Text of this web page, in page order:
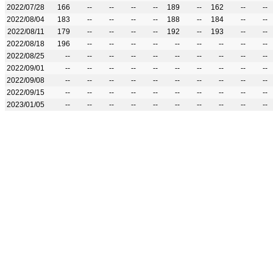
2022/07/28
166 -- -- -- -- 189 -- 162 --
--
2022/08/04
183 -- -- -- -- 188 -- 184 --
--
2022/08/11
179 -- -- -- -- 192 -- 193 --
--
2022/08/18
196 -- -- -- -- -- -- -- --
--
2022/08/25
-- -- -- -- -- -- -- -- --
--
2022/09/01
-- -- -- -- -- -- -- -- --
--
2022/09/08
-- -- -- -- -- -- -- -- --
--
2022/09/15
-- -- -- -- -- -- -- -- --
--
2023/01/05
-- -- -- -- -- -- -- -- -- --